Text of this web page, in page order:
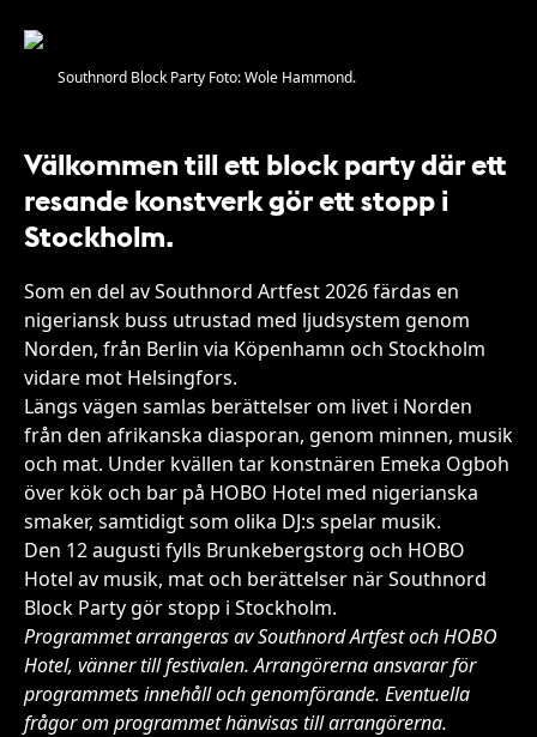
Southnord Block Party Foto: Wole Hammond.
Välkommen till ett block party där ett
resande konstverk gör ett stopp i
Stockholm.
Som en del av Southnord Artfest 2026 färdas en
nigeriansk buss utrustad med ljudsystem genom
Norden, från Berlin via Köpenhamn och Stockholm
vidare mot Helsingfors.
Längs vägen samlas berättelser om livet i Norden
från den afrikanska diasporan, genom minnen, musik
och mat. Under kvällen tar konstnären Emeka Ogboh
över kök och bar på HOBO Hotel med nigerianska
smaker, samtidigt som olika DJ:s spelar musik.
Den 12 augusti fylls Brunkebergstorg och HOBO
Hotel av musik, mat och berättelser när Southnord
Block Party gör stopp i Stockholm.
Programmet arrangeras av Southnord Artfest och HOBO
Hotel, vänner till festivalen. Arrangörerna ansvarar för
programmets innehåll och genomförande. Eventuella
frågor om programmet hänvisas till arrangörerna.